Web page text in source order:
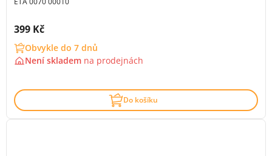
Cena s DPH:
399 Kč
Obvykle do 7 dnů
Není skladem na prodejnách
Do košíku